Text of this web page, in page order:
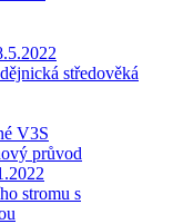
středověká
V3S
průvod
stromu s